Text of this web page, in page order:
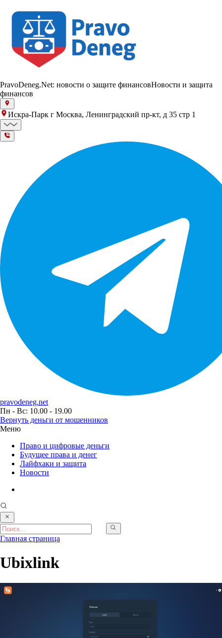
PravoDeneg.Net: новости о защите финансовНовости и защита
финансов
Искра-Парк г Москва, Ленинградский пр-кт, д 35 стр 1
pravodeneg.net
Пн - Вс: 10.00 - 19.00
Вернуть деньги от мошенников
Меню
Право и цифровые деньги
Будущее права и денег
Лайфхаки и защита
Новости
Главная страница
Ubixlink